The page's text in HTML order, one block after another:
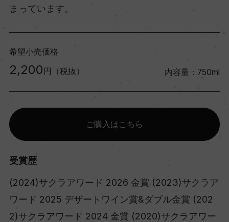
まっています。
希望小売価格
2,200 円（税抜） 内容量：750ml
ご購入はこちら
受賞歴
(2024)サクラアワード 2026 金賞 (2023)サクラア
ワード 2025 デザートワイン賞&ダブル金賞 (202
2)サクラアワード 2024 金賞 (2020)サクラアワー